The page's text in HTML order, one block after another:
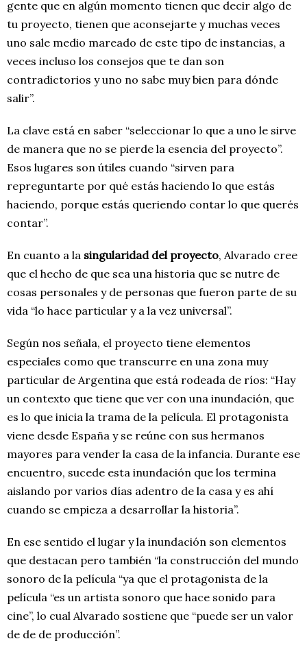
gente que en algún momento tienen que decir algo de
tu proyecto, tienen que aconsejarte y muchas veces
uno sale medio mareado de este tipo de instancias, a
veces incluso los consejos que te dan son
contradictorios y uno no sabe muy bien para dónde
salir”.
La clave está en saber “seleccionar lo que a uno le sirve
de manera que no se pierde la esencia del proyecto”.
Esos lugares son útiles cuando “sirven para
repreguntarte por qué estás haciendo lo que estás
haciendo, porque estás queriendo contar lo que querés
contar”.
En cuanto a la singularidad del proyecto, Alvarado cree
que el hecho de que sea una historia que se nutre de
cosas personales y de personas que fueron parte de su
vida “lo hace particular y a la vez universal”.
Según nos señala, el proyecto tiene elementos
especiales como que transcurre en una zona muy
particular de Argentina que está rodeada de ríos: “Hay
un contexto que tiene que ver con una inundación, que
es lo que inicia la trama de la película. El protagonista
viene desde España y se reúne con sus hermanos
mayores para vender la casa de la infancia. Durante ese
encuentro, sucede esta inundación que los termina
aislando por varios días adentro de la casa y es ahí
cuando se empieza a desarrollar la historia”.
En ese sentido el lugar y la inundación son elementos
que destacan pero también “la construcción del mundo
sonoro de la película “ya que el protagonista de la
película “es un artista sonoro que hace sonido para
cine”, lo cual Alvarado sostiene que “puede ser un valor
de de de producción”.